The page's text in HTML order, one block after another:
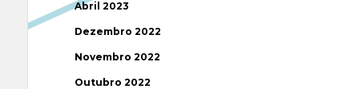
Abril 2023
Dezembro 2022
Novembro 2022
Outubro 2022